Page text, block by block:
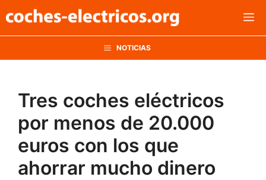
al
NOTICIAS
Tres coches eléctricos
por menos de 20.000
euros con los que
ahorrar mucho dinero